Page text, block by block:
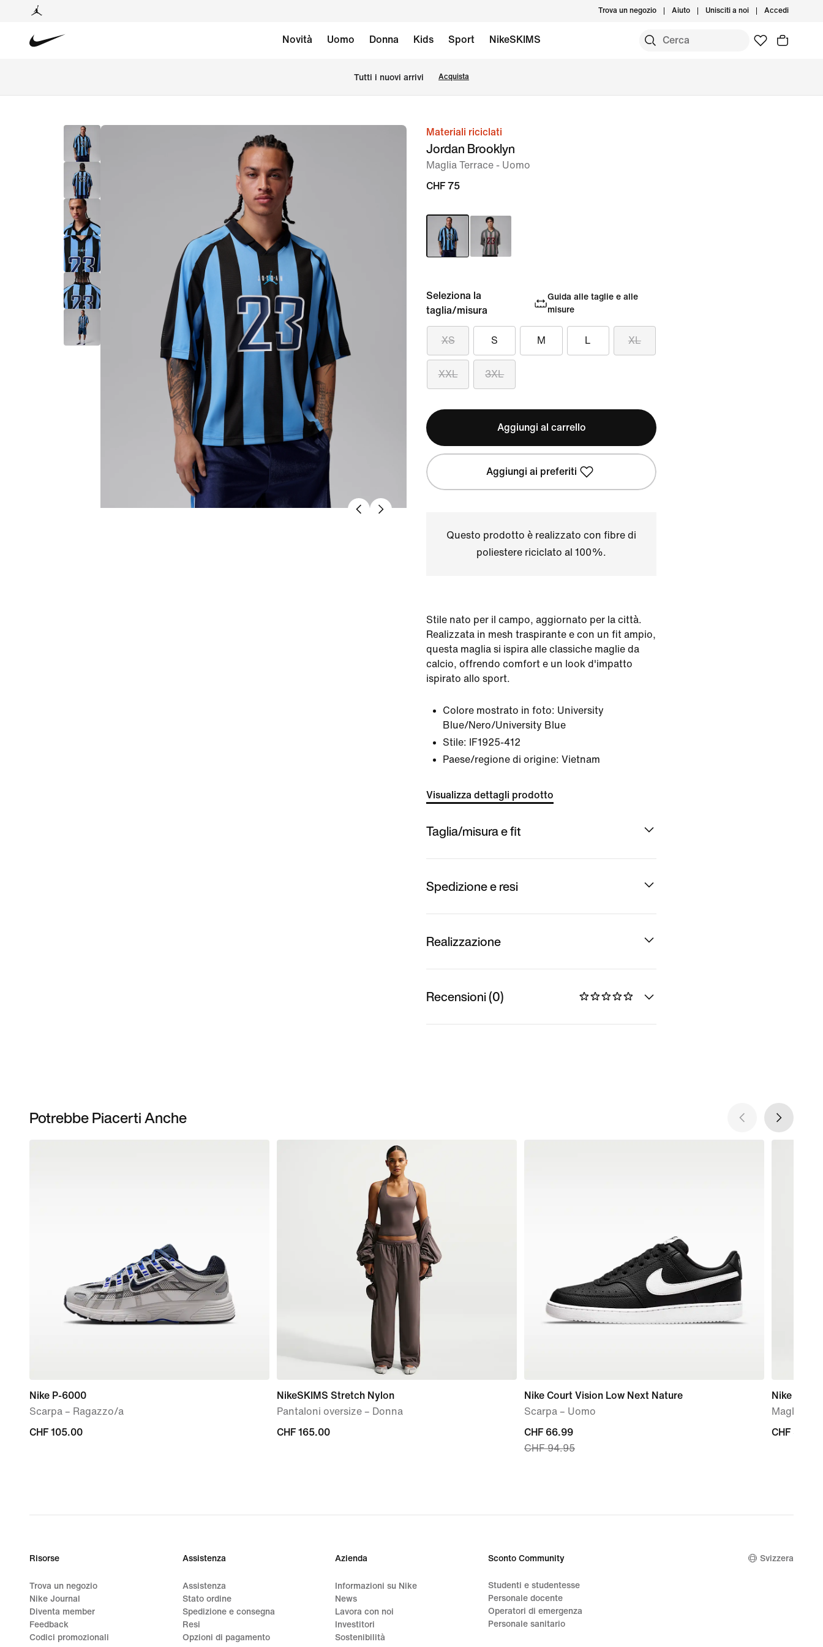
Trova un negozio Aiuto Unisciti a noi Accedi
Novità Uomo Donna Kids Sport NikeSKIMS
Tutti i nuovi arrivi Acquista
immagine
Materiali riciclati
Jordan Brooklyn
Maglia Terrace - Uomo
CHF 75
Seleziona la
taglia/misura
Guida alle taglie e alle
misure
XS S M L XL
XXL 3XL
Aggiungi al carrello
Aggiungi ai preferiti
Questo prodotto è realizzato con fibre di
poliestere riciclato al 100%.
Stile nato per il campo, aggiornato per la città.
Realizzata in mesh traspirante e con un fit ampio,
questa maglia si ispira alle classiche maglie da
calcio, offrendo comfort e un look d'impatto
ispirato allo sport.
Colore mostrato in foto: University
Blue/Nero/University Blue
Stile:
IF1925-412
Paese/regione di origine: Vietnam
Visualizza dettagli prodotto
Taglia/misura e fit
Spedizione e resi
Realizzazione
Recensioni (0)
Potrebbe Piacerti Anche
Nike P-6000
Scarpa – Ragazzo/a
CHF
CHF 105.00
NikeSKIMS Stretch Nylon
Pantaloni oversize – Donna
CHF
CHF 165.00
Nike Court Vision Low Next Nature
Scarpa – Uomo
current
price
price
CHF 66.99
CHF 94.95
Nike
Maglia da
CHF
CHF 30.00
Risorse
Trova un negozio
Nike Journal
Diventa member
Feedback
Codici promozionali
Assistenza
Assistenza
Stato ordine
Spedizione e consegna
Resi
Opzioni di pagamento
Azienda
Informazioni su Nike
News
Lavora con noi
Investitori
Sostenibilità
Sconto Community
Studenti e studentesse
Personale docente
Operatori di emergenza
Personale sanitario
Svizzera